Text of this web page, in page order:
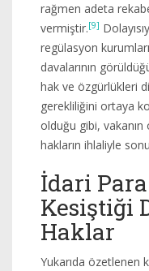
rağmen adeta
vermiştir.[9]
regülasyon
davalarının
hak ve özgürlükleri
gerekliliğini ortaya
olduğu gibi,
hakların ihlaliyle
İdari Para
Kesiştiği
Haklar
Yukarıda özetlenen